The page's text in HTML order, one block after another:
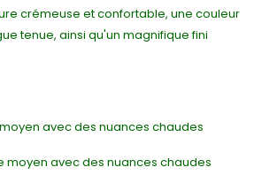
crémeuse et confortable, une couleur
tenue, ainsi qu'un magnifique fini
avec des nuances chaudes
moyen avec des nuances chaudes